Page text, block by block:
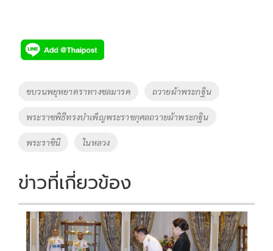
Tags
ขบวนพยุหยาตราทางชลมารค ถวายผ้าพระกฐิน
พระราชพิธีทรงบำเพ็ญพระราชกุศลถวายผ้าพระกฐิน
พระราชินี ในหลวง
ข่าวที่เกี่ยวข้อง